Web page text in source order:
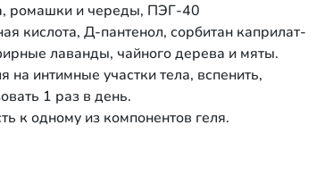
ромашки и череды, ПЭГ-40
кислота, Д-пантенол, сорбитан каприлат-
лаванды, чайного дерева и мяты.
на интимные участки тела, вспенить,
1 раз в день.
к одному из компонентов геля.